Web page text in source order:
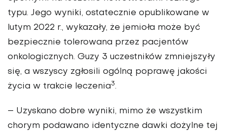
typu. Jego wyniki, ostatecznie opublikowane w
lutym 2022 r., wykazały, że jemioła może być
bezpiecznie tolerowana przez pacjentów
onkologicznych. Guzy 3 uczestników zmniejszyły
się, a wszyscy zgłosili ogólną poprawę jakości
życia w trakcie leczenia3.
– Uzyskano dobre wyniki, mimo że wszystkim
chorym podawano identyczne dawki dożylne tej